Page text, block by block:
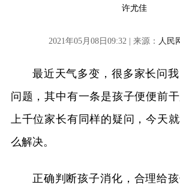
许尤佳
2021年05月08日09:32 | 来源： 人民
最近天气多变，很多家长问
问题，其中有一条是孩子便便前
上千位家长有同样的疑问，今天
么解决。
正确判断孩子消化，合理给